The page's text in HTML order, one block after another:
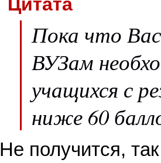
Пока что
ВУЗам
учащихся с
ниже 60
Не получится,